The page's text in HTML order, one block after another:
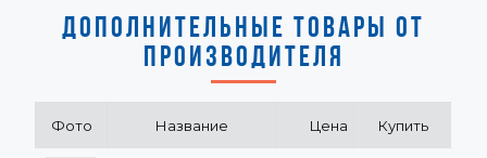
ДОПОЛНИТЕЛЬНЫЕ ТОВАРЫ ОТ
ПРОИЗВОДИТЕЛЯ
Фото Название Цена Купить